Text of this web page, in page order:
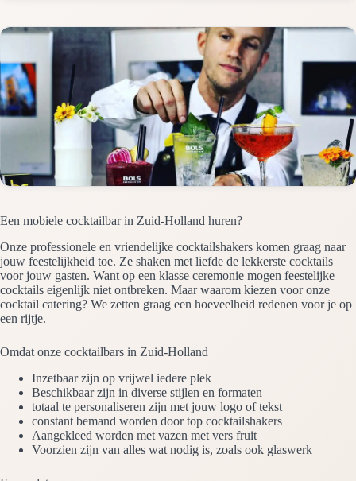
Een mobiele cocktailbar in Zuid-Holland huren?
Onze professionele en vriendelijke cocktailshakers komen graag naar
jouw feestelijkheid toe. Ze shaken met liefde de lekkerste cocktails
voor jouw gasten. Want op een klasse ceremonie mogen feestelijke
cocktails eigenlijk niet ontbreken. Maar waarom kiezen voor onze
cocktail catering? We zetten graag een hoeveelheid redenen voor je op
een rijtje.
Omdat onze cocktailbars in Zuid-Holland
Inzetbaar zijn op vrijwel iedere plek
Beschikbaar zijn in diverse stijlen en formaten
totaal te personaliseren zijn met jouw logo of tekst
constant bemand worden door top cocktailshakers
Aangekleed worden met vazen met vers fruit
Voorzien zijn van alles wat nodig is, zoals ook glaswerk